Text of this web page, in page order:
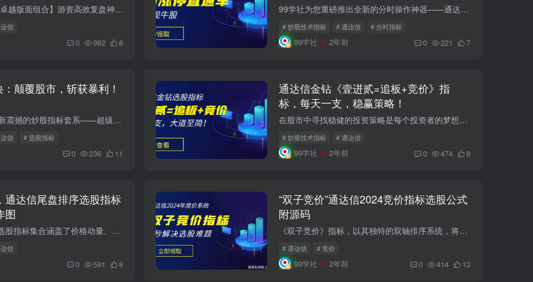
99学社 - 【通达信卓越版面组合】游资高效复盘神器 类型：通达信版面 版面一：游资复盘 版面二：连板天梯 版面三：板块解读 版面四：题材轮动 版面五：盘面分析 版面六：公告大全 源码属性：...
信
0 982 8
99学社为您重磅推出全新的分时操作神器——通达信分时涨停直通车！这是一款不包含未来函数、值得信赖的指标，为您的短线交易提供精准助力。 通达信分时涨停直通车专为捕捉日内股票的强势脉冲和...
# 炒股技术指标 # 通达信 # 分时指标
99学社 2年前 0 221 7
颠覆股市，斩获暴利！
99学社为您带来全新震撼的炒股指标套系——超级屠龙战诀。这是一套融合了主图、副图及选股指标的强大工具，无未来函数，助您在股市中所向披靡，轻松战胜庄家，擒拿大牛股，抓住爆发式增长的绝佳...
信 # 选股指标
0 236 11
通达信金钻《壹进贰=追板+竞价》指
标，每天一支，稳赢策略！
在股市中寻找稳健的投资策略是每个投资者的梦想。通达信金钻推出的《壹进贰=追板+竞价》指标套装，以其简洁高效的选股逻辑和高成功率，成为了投资者的新宠。现在，让我们深入了解这一指标套装的...
# 炒股技术指标 # 通达信
99学社 2年前 0 474 8
通达信尾盘排序选股指标
图
《尾盘绝杀》这个选股指标集合涵盖了价格动量、成交量分析、市场参与者行为等多个方面，旨在为投资者提供一个全面的市场分析工具。然而，需要注意的是，任何技术指标都不是百分百准确的，它们应...
信
0 591 8
“双子竞价”通达信2024竞价指标选股公式
附源码
《双子竞价》指标，以其独特的双轴排序系统，将股市交易数据进行了精细化的分析和分类。它不仅仅是一个简单的排序工具，更是一种智慧的体现。它能够帮助投资者快速筛选出符合自己交易策略的股票...
# 通达信 # 竞价
99学社 2年前 0 414 13